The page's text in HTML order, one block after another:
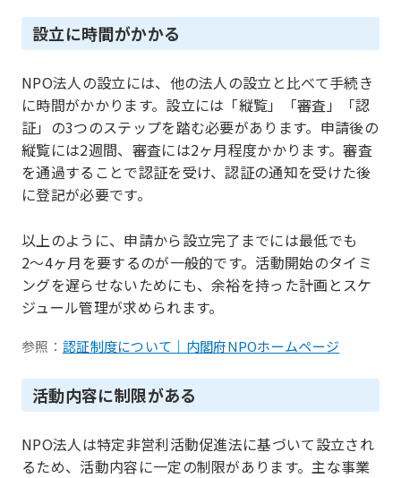
設立に時間がかかる
NPO法人の設立には、他の法人の設立と比べて手続き
に時間がかかります。設立には「縦覧」「審査」「認
証」の3つのステップを踏む必要があります。申請後の
縦覧には2週間、審査には2ヶ月程度かかります。審査
を通過することで認証を受け、認証の通知を受けた後
に登記が必要です。
以上のように、申請から設立完了までには最低でも
2〜4ヶ月を要するのが一般的です。活動開始のタイミ
ングを遅らせないためにも、余裕を持った計画とスケ
ジュール管理が求められます。
参照： 認証制度について｜内閣府NPOホームページ
活動内容に制限がある
NPO法人は特定非営利活動促進法に基づいて設立され
るため、活動内容に一定の制限があります。主な事業